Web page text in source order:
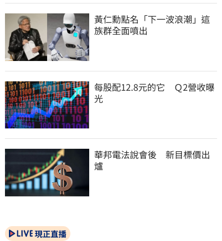
黃仁勳點名「下一波浪潮」這
族群全面噴出
每股配12.8元的它　Ｑ2營收曝
光
華邦電法說會後　新目標價出
爐
現正直播